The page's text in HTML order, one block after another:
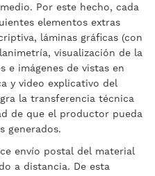
Por este hecho, cada
elementos extras
láminas gráficas (con
visualización de la
e imágenes de vistas en
y video explicativo del
la transferencia técnica
de que el productor pueda
generados.
envío postal del material
a distancia. De esta